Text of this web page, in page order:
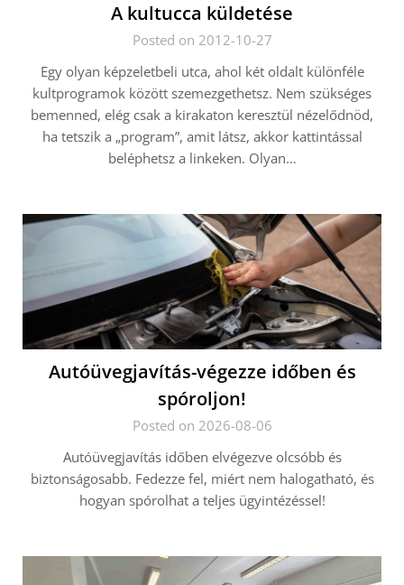
A kultucca küldetése
Posted on 2012-10-27
Egy olyan képzeletbeli utca, ahol két oldalt különféle
kultprogramok között szemezgethetsz. Nem szükséges
bemenned, elég csak a kirakaton keresztül nézelődnöd,
ha tetszik a „program”, amit látsz, akkor kattintással
beléphetsz a linkeken. Olyan…
Autóüvegjavítás-végezze időben és
spóroljon!
Posted on 2026-08-06
Autóüvegjavítás időben elvégezve olcsóbb és
biztonságosabb. Fedezze fel, miért nem halogatható, és
hogyan spórolhat a teljes ügyintézéssel!